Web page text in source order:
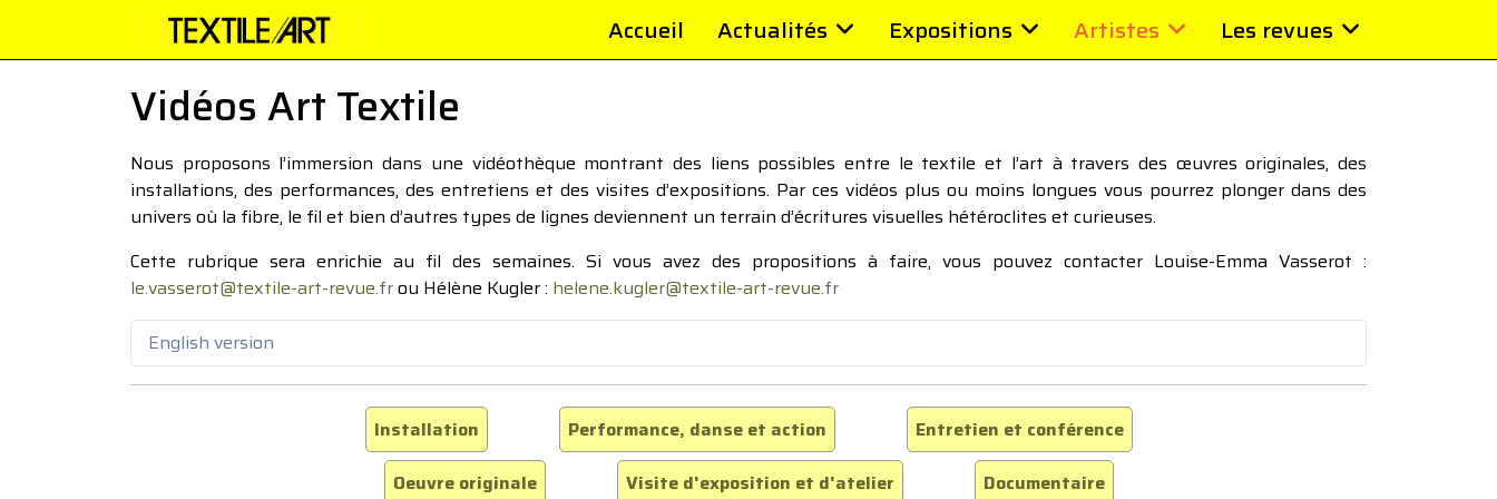
Accueil Actualités Expositions Artistes Les revues
Vidéos Art Textile
Nous proposons l’immersion dans une vidéothèque montrant des liens possibles entre le textile et l’art à travers des œuvres originales, des
installations, des performances, des entretiens et des visites d’expositions. Par ces vidéos plus ou moins longues vous pourrez plonger dans des
univers où la fibre, le fil et bien d’autres types de lignes deviennent un terrain d’écritures visuelles hétéroclites et curieuses.
Cette rubrique sera enrichie au fil des semaines. Si vous avez des propositions à faire, vous pouvez contacter Louise-Emma Vasserot :
le.vasserot@textile-art-revue.frou Hélène Kugler : helene.kugler@textile-art-revue.fr
English version
Installation Performance, danse et action
Entretien et conférence
Oeuvre originale
Visite d'exposition et d'atelier Documentaire